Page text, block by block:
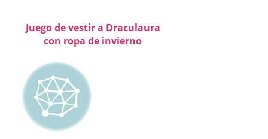
Juego de vestir a Draculaura
con ropa de invierno